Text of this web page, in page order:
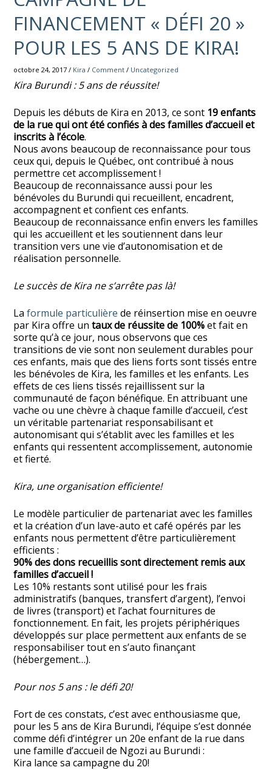
FINANCEMENT « DÉFI 20 »
POUR LES 5 ANS DE KIRA!
octobre 24, 2017 / Kira / Comment / Uncategorized
Kira Burundi : 5 ans de réussite!
Depuis les débuts de Kira en 2013, ce sont 19 enfants
de la rue qui ont été confiés à des familles d’accueil et
inscrits à l’école.
Nous avons beaucoup de reconnaissance pour tous
ceux qui, depuis le Québec, ont contribué à nous
permettre cet accomplissement !
Beaucoup de reconnaissance aussi pour les
bénévoles du Burundi qui recueillent, encadrent,
accompagnent et confient ces enfants.
Beaucoup de reconnaissance enfin envers les familles
qui les accueillent et les soutiennent dans leur
transition vers une vie d’autonomisation et de
réalisation personnelle.
Le succès de Kira ne s’arrête pas là!
Laformule particulière de réinsertion mise en oeuvre
par Kira offre untaux de réussite de 100%et fait en
sorte qu’à ce jour, nous observons que ces
transitions de vie sont non seulement durables pour
ces enfants, mais que des liens forts sont tissés entre
les bénévoles de Kira, les familles et les enfants. Les
effets de ces liens tissés rejaillissent sur la
communauté de façon bénéfique. En attribuant une
vache ou une chèvre à chaque famille d’accueil, c’est
un véritable partenariat responsabilisant et
autonomisant qui s’établit avec les familles et les
enfants qui ressentent accomplissement, autonomie
et fierté.
Kira, une organisation efficiente!
Le modèle particulier de partenariat avec les familles
et la création d’un lave-auto et café opérés par les
enfants nous permettent d’être particulièrement
efficients :
90% des dons recueillis sont directement remis aux
familles d’accueil !
Les 10% restants sont utilisé pour les frais
administratifs (banques, transfert d’argent), l’envoi
de livres (transport) et l’achat fournitures de
fonctionnement. En fait, les projets périphériques
développés sur place permettent aux enfants de se
responsabiliser tout en s’auto finançant
(hébergement…).
Pour nos 5 ans : le défi 20!
Fort de ces constats, c’est avec enthousiasme que,
pour les 5 ans de Kira Burundi, l’équipe s’est donnée
comme défi d’intégrer un 20e enfant de la rue dans
une famille d’accueil de Ngozi au Burundi :
Kira lance sa campagne du 20!